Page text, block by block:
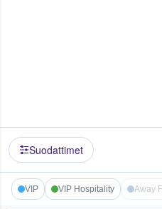
Suodattimet
VIP VIP Hospitality Away